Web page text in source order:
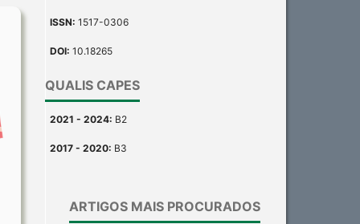
ISSN: 1517-0306
DOI: 10.18265
QUALIS CAPES
2021 - 2024: B2
2017 - 2020: B3
ARTIGOS MAIS PROCURADOS